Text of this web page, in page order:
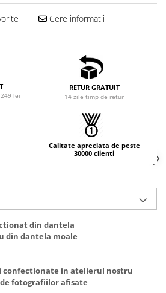
Cere informatii
lei
RETUR GRATUIT
14 zile timp de retur
Calitate apreciata de peste
30000 clienti
din dantela
din dantela moale
confectionate in atelierul nostru
fotografiilor afisate